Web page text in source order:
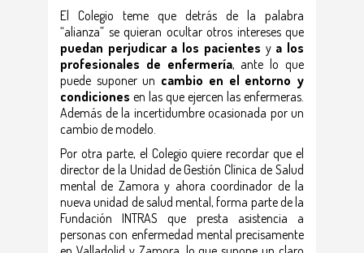
El Colegio teme que detrás de la palabra
“alianza” se quieran ocultar otros intereses que
puedan perjudicar a los pacientes y a los
profesionales de enfermería, ante lo que
puede suponer un cambio en el entorno y
condiciones en las que ejercen las enfermeras.
Además de la incertidumbre ocasionada por un
cambio de modelo.
Por otra parte, el Colegio quiere recordar que el
director de la Unidad de Gestión Clínica de Salud
mental de Zamora y ahora coordinador de la
nueva unidad de salud mental, forma parte de la
Fundación INTRAS que presta asistencia a
personas con enfermedad mental precisamente